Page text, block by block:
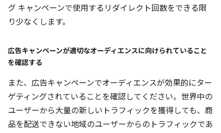
グ キャンペーンで使用するリダイレクト回数をできる限
り少なくします。
広告キャンペーンが適切なオーディエンスに向けられていること
を確認する
また、広告キャンペーンでオーディエンスが効果的にター
ゲティングされていることを確認してください。世界中の
ユーザーから大量の新しいトラフィックを獲得しても、商
品を配送できない地域のユーザーからのトラフィックであ